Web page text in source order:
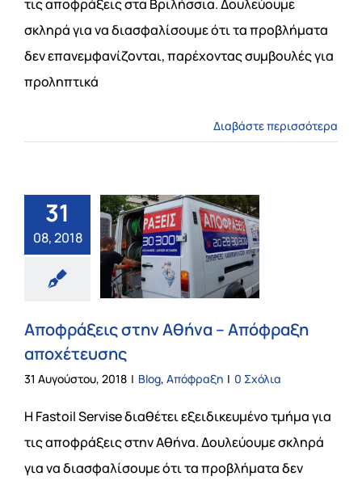
τις αποφράξεις στα Βριλήσσια. Δουλεύουμε
σκληρά για να διασφαλίσουμε ότι τα προβλήματα
δεν επανεμφανίζονται, παρέχοντας συμβουλές για
προληπτικά
Διαβάστε περισσότερα
31
08, 2018
Αποφράξεις στην Αθήνα – Απόφραξη
αποχέτευσης
31 Αυγούστου, 2018 | Blog, Απόφραξη | 0 Σχόλια
Η Fastoil Servise διαθέτει εξειδικευμένο τμήμα για
τις αποφράξεις στην Αθήνα. Δουλεύουμε σκληρά
για να διασφαλίσουμε ότι τα προβλήματα δεν